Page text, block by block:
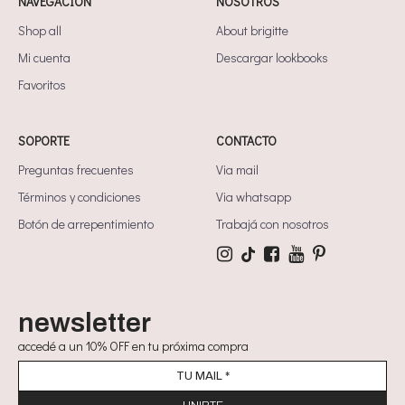
Shop all
Mi cuenta
Favoritos
About brigitte
Descargar lookbooks
SOPORTE
Preguntas frecuentes
Términos y condiciones
Botón de arrepentimiento
CONTACTO
Via mail
Via whatsapp
Trabajá con nosotros
newsletter
accedé a un 10% OFF en tu próxima compra